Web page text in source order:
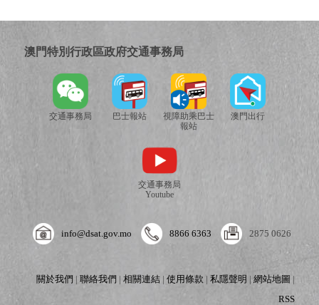
澳門特別行政區政府交通事務局
交通事務局 巴士報站
視障助乘巴士
報站
澳門出行
交通事務局
Youtube
info@dsat.gov.mo 8866 6363 2875 0626
關於我們 |聯絡我們 |相關連結 |使用條款 |私隱聲明 |網站地圖 |
RSS